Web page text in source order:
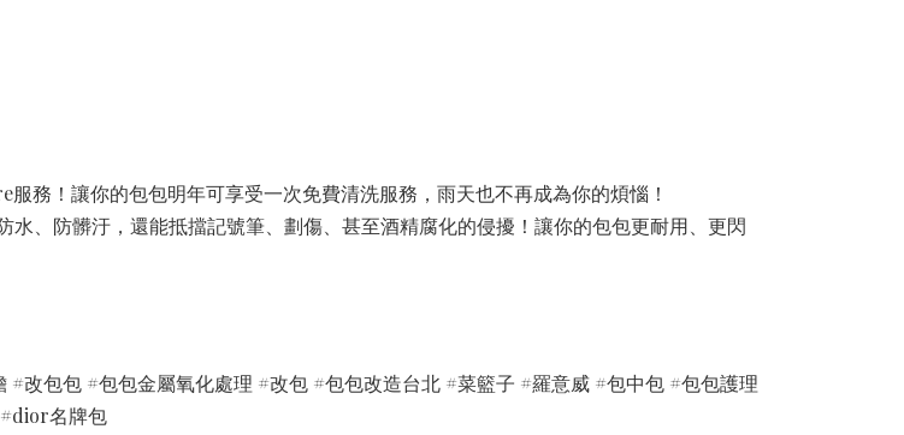
務！讓你的包包明年可享受一次免費清洗服務，雨天也不再成為你的煩惱！
、防髒汙，還能抵擋記號筆、劃傷、甚至酒精腐化的侵擾！讓你的包包更耐用、更閃
改包包 #包包金屬氧化處理 #改包 #包包改造台北 #菜籃子 #羅意威 #包中包 #包包護理
名牌包